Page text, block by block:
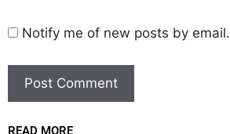
Notify me of new posts by email.
READ MORE